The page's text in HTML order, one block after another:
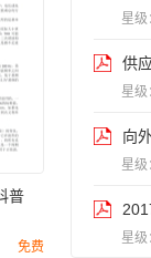
普
免费
星级
供
星级
星级
星级